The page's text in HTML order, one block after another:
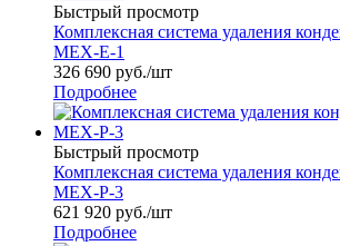
Быстрый просмотр
Комплексная система удаления
MEX-E-1
326 690 руб./шт
Подробнее
Быстрый просмотр
Комплексная система удаления
MEX-P-3
621 920 руб./шт
Подробнее